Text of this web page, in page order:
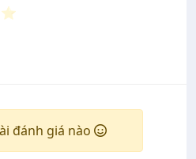
⭐
đánh giá nào